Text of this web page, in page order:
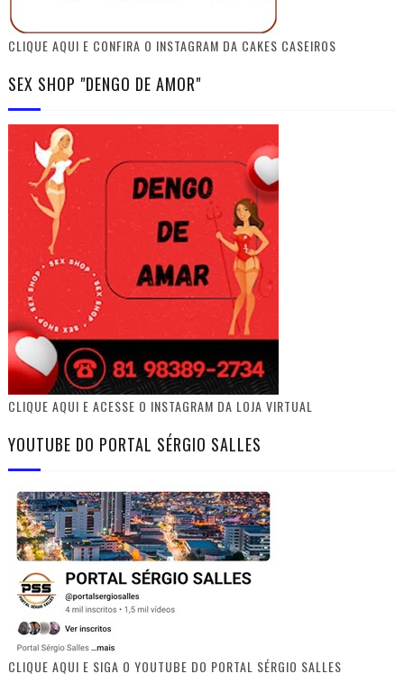
CLIQUE AQUI E CONFIRA O INSTAGRAM DA CAKES CASEIROS
SEX SHOP "DENGO DE AMOR"
CLIQUE AQUI E ACESSE O INSTAGRAM DA LOJA VIRTUAL
YOUTUBE DO PORTAL SÉRGIO SALLES
CLIQUE AQUI E SIGA O YOUTUBE DO PORTAL SÉRGIO SALLES